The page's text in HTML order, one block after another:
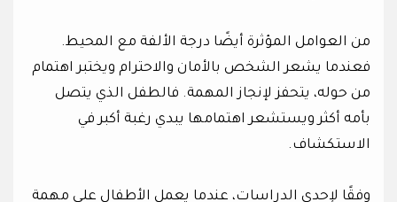
من العوامل المؤثرة أيضًا درجة الألفة مع المحيط.
فعندما يشعر الشخص بالأمان والاحترام ويختبر اهتمام
من حوله، يتحفز لإنجاز المهمة. فالطفل الذي يتصل
بأمه أكثر ويستشعر اهتمامها يبدي رغبة أكبر في
الاستكشاف.
وفقًا لإحدى الدراسات، عندما يعمل الأطفال على مهمة